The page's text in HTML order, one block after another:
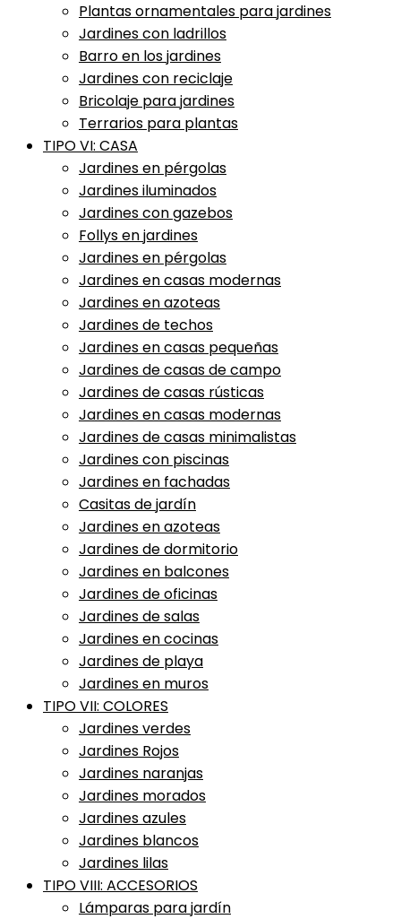
Plantas ornamentales para jardines
Jardines con ladrillos
Barro en los jardines
Jardines con reciclaje
Bricolaje para jardines
Terrarios para plantas
TIPO VI: CASA
Jardines en pérgolas
Jardines iluminados
Jardines con gazebos
Follys en jardines
Jardines en pérgolas
Jardines en casas modernas
Jardines en azoteas
Jardines de techos
Jardines en casas pequeñas
Jardines de casas de campo
Jardines de casas rústicas
Jardines en casas modernas
Jardines de casas minimalistas
Jardines con piscinas
Jardines en fachadas
Casitas de jardín
Jardines en azoteas
Jardines de dormitorio
Jardines en balcones
Jardines de oficinas
Jardines de salas
Jardines en cocinas
Jardines de playa
Jardines en muros
TIPO VII: COLORES
Jardines verdes
Jardines Rojos
Jardines naranjas
Jardines morados
Jardines azules
Jardines blancos
Jardines lilas
TIPO VIII: ACCESORIOS
Lámparas para jardín